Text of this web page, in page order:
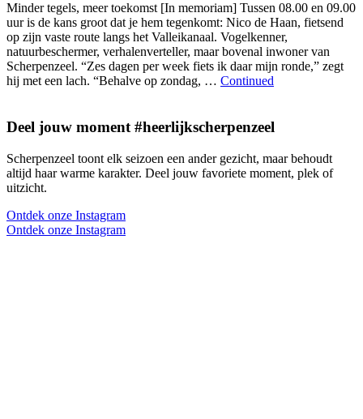
Minder tegels, meer toekomst [In memoriam] Tussen 08.00 en 09.00
uur is de kans groot dat je hem tegenkomt: Nico de Haan, fietsend
op zijn vaste route langs het Valleikanaal. Vogelkenner,
natuurbeschermer, verhalenverteller, maar bovenal inwoner van
Scherpenzeel. “Zes dagen per week fiets ik daar mijn ronde,” zegt
hij met een lach. “Behalve op zondag, … Continued
Deel jouw moment #heerlijkscherpenzeel
Scherpenzeel toont elk seizoen een ander gezicht, maar behoudt
altijd haar warme karakter. Deel jouw favoriete moment, plek of
uitzicht.
Ontdek onze Instagram
Ontdek onze Instagram